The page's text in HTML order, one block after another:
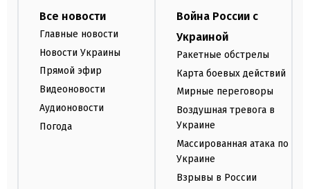
Все новости
Главные новости
Новости Украины
Прямой эфир
Видеоновости
Аудионовости
Погода
Война России с
Украиной
Ракетные обстрелы
Карта боевых действий
Мирные переговоры
Воздушная тревога в
Украине
Массированная атака по
Украине
Взрывы в России